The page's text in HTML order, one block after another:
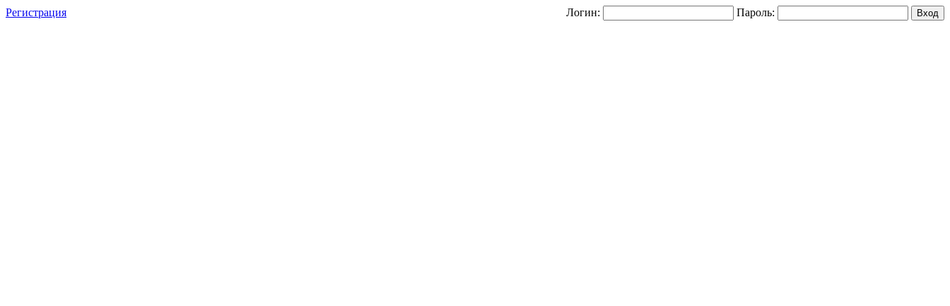
Регистрация Логин: Пароль: